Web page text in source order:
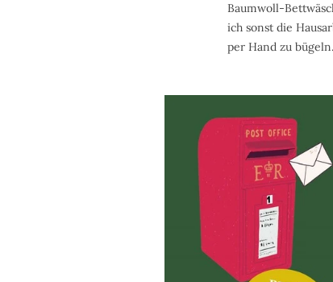
Baumwoll-
ich sonst die
per Hand zu